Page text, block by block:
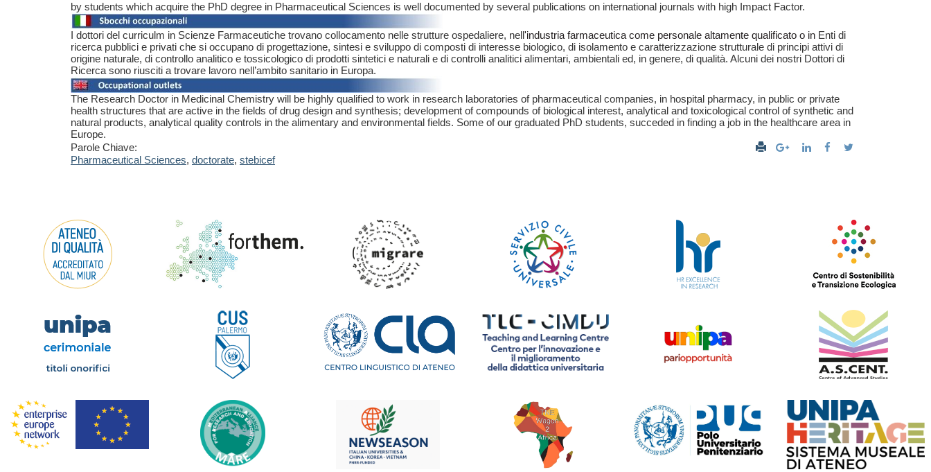
by students which acquire the PhD degree in Pharmaceutical Sciences is well documented by several publications on international journals with high Impact Factor.
I dottori del curriculm in Scienze Farmaceutiche trovano collocamento nelle strutture ospedaliere, nell'industria farmaceutica come personale altamente qualificato o in Enti di
ricerca pubblici e privati che si occupano di progettazione, sintesi e sviluppo di composti di interesse biologico, di isolamento e caratterizzazione strutturale di principi attivi di
origine naturale, di controllo analitico e tossicologico di prodotti sintetici e naturali e di controlli analitici alimentari, ambientali ed, in genere, di qualità. Alcuni dei nostri Dottori di
Ricerca sono riusciti a trovare lavoro nell’ambito sanitario in Europa.
The Research Doctor in Medicinal Chemistry will be highly qualified to work in research laboratories of pharmaceutical companies, in hospital pharmacy, in public or private
health structures that are active in the fields of drug design and synthesis; development of compounds of biological interest, analytical and toxicological control of synthetic and
natural products, analytical quality controls in the alimentary and environmental fields. Some of our graduated PhD students, succeded in finding a job in the healthcare area in
Europe.
Parole Chiave:
Pharmaceutical Sciences, doctorate, stebicef